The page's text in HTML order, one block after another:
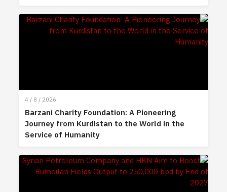
4 / 8 / 2026
Barzani Charity Foundation: A Pioneering
Journey from Kurdistan to the World in the
Service of Humanity